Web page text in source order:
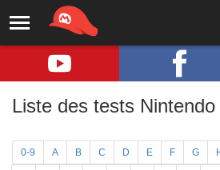
Liste des tests Nintendo
0-9 A B C D E F G